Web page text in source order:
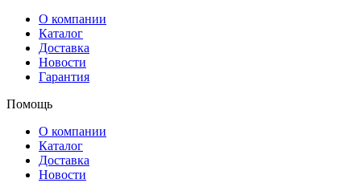
О компании
Каталог
Доставка
Новости
Гарантия
Помощь
О компании
Каталог
Доставка
Новости